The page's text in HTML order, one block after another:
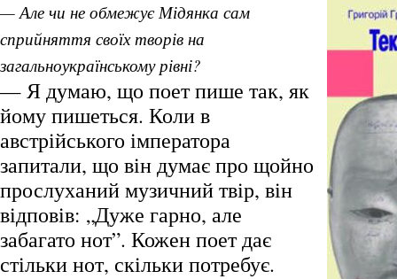
— Але чи не обмежує Мідянка сам
сприйняття своїх творів на
загальноукраїнському рівні?
— Я думаю, що поет пише так, як
йому пишеться. Коли в
австрійського імператора
запитали, що він думає про щойно
прослуханий музичний твір, він
відповів: „Дуже гарно, але
забагато нот”. Кожен поет дає
стільки нот, скільки потребує.